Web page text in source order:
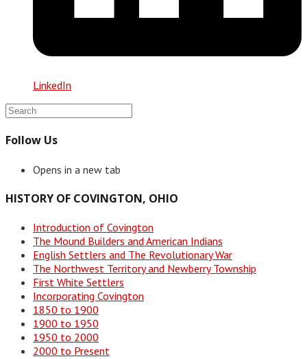
LinkedIn
Follow Us
Opens in a new tab
HISTORY OF COVINGTON, OHIO
Introduction of Covington
The Mound Builders and American Indians
English Settlers and The Revolutionary War
The Northwest Territory and Newberry Township
First White Settlers
Incorporating Covington
1850 to 1900
1900 to 1950
1950 to 2000
2000 to Present